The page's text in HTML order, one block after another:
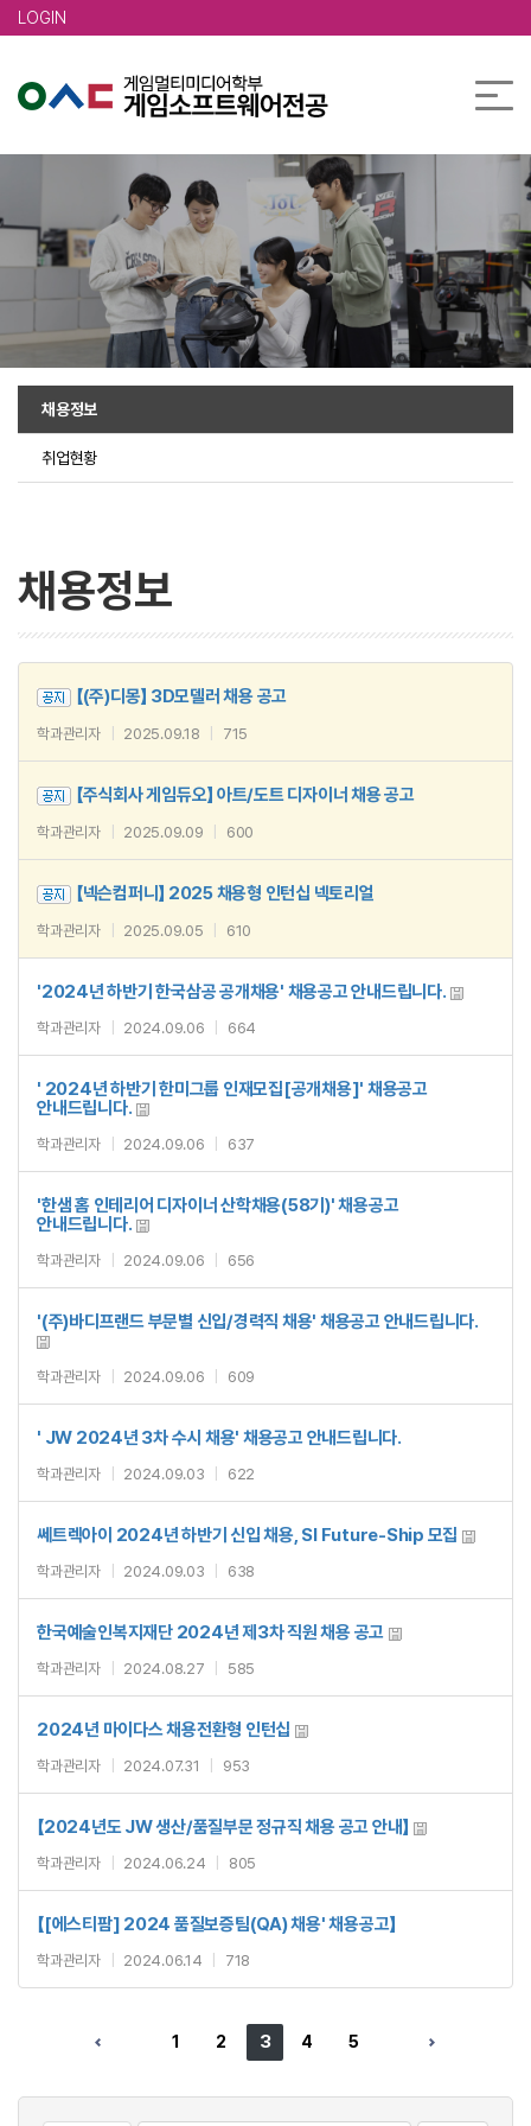
LOGIN
채용정보
취업현황
채용정보
【(주)디몽】 3D모델러 채용 공고
학과관리자 2025.09.18 715
【주식회사 게임듀오】 아트/도트 디자이너 채용 공고
학과관리자 2025.09.09 600
【넥슨컴퍼니】 2025 채용형 인턴십 넥토리얼
학과관리자 2025.09.05 610
'2024년 하반기 한국삼공 공개채용' 채용공고 안내드립니다.
학과관리자 2024.09.06 664
' 2024년 하반기 한미그룹 인재모집[공개채용]' 채용공고
안내드립니다.
학과관리자 2024.09.06 637
'한샘 홈 인테리어 디자이너 산학채용(58기)' 채용공고
안내드립니다.
학과관리자 2024.09.06 656
'(주)바디프랜드 부문별 신입/경력직 채용' 채용공고 안내드립니다.
학과관리자 2024.09.06 609
' JW 2024년 3차 수시 채용' 채용공고 안내드립니다.
학과관리자 2024.09.03 622
쎄트렉아이 2024년 하반기 신입 채용, SI Future-Ship 모집
학과관리자 2024.09.03 638
한국예술인복지재단 2024년 제3차 직원 채용 공고
학과관리자 2024.08.27 585
2024년 마이다스 채용전환형 인턴십
학과관리자 2024.07.31 953
【2024년도 JW 생산/품질부문 정규직 채용 공고 안내】
학과관리자 2024.06.24 805
【[에스티팜] 2024 품질보증팀(QA) 채용' 채용공고】
학과관리자 2024.06.14 718
1 2 3 4 5